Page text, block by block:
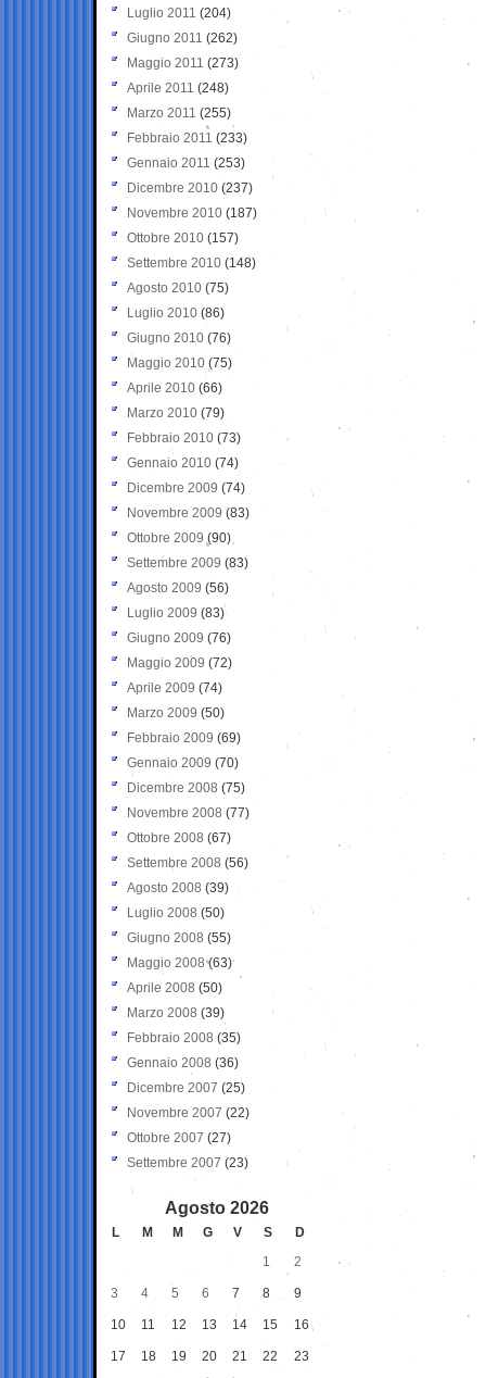
Luglio 2011 (204)
Giugno 2011 (262)
Maggio 2011 (273)
Aprile 2011 (248)
Marzo 2011 (255)
Febbraio 2011 (233)
Gennaio 2011 (253)
Dicembre 2010 (237)
Novembre 2010 (187)
Ottobre 2010 (157)
Settembre 2010 (148)
Agosto 2010 (75)
Luglio 2010 (86)
Giugno 2010 (76)
Maggio 2010 (75)
Aprile 2010 (66)
Marzo 2010 (79)
Febbraio 2010 (73)
Gennaio 2010 (74)
Dicembre 2009 (74)
Novembre 2009 (83)
Ottobre 2009 (90)
Settembre 2009 (83)
Agosto 2009 (56)
Luglio 2009 (83)
Giugno 2009 (76)
Maggio 2009 (72)
Aprile 2009 (74)
Marzo 2009 (50)
Febbraio 2009 (69)
Gennaio 2009 (70)
Dicembre 2008 (75)
Novembre 2008 (77)
Ottobre 2008 (67)
Settembre 2008 (56)
Agosto 2008 (39)
Luglio 2008 (50)
Giugno 2008 (55)
Maggio 2008(63)
Aprile 2008 (50)
Marzo 2008 (39)
Febbraio 2008 (35)
Gennaio 2008 (36)
Dicembre 2007 (25)
Novembre 2007 (22)
Ottobre 2007 (27)
Settembre 2007 (23)
Agosto 2026
L M M G V S
D
1
2
3 4 5 6 7 8 9
10 11 12 13 14 15 16
17 18 19 20 21 22 23